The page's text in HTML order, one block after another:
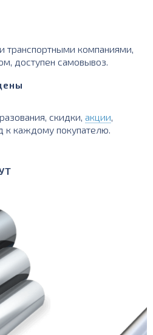
транспортными компаниями,
доступен самовывоз.
скидки, акции,
к каждому покупателю.